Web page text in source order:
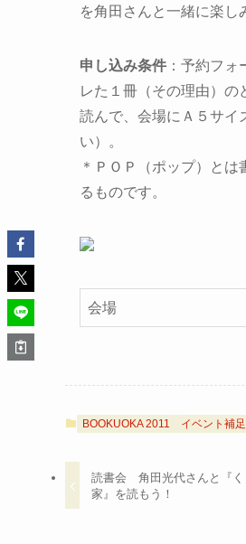
を角田さんと一緒に楽し
申し込み条件 ：予約フ
レた１冊（その理由）の
読んで、会場にＡ５サイ
い）。
＊ＰＯＰ（ポップ）と
るものです。
会場
BOOKUOKA 2011 イベント補
読書会 角田光代さんと『く
家』を読もう！